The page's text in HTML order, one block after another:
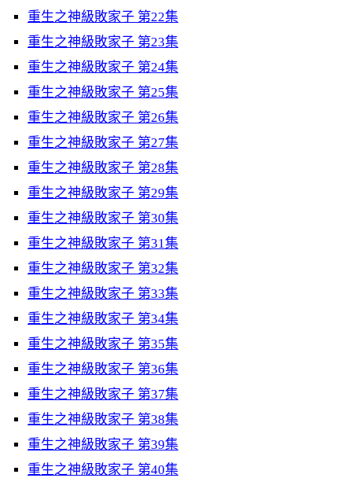
重生之神級敗家子 第22集
重生之神級敗家子 第23集
重生之神級敗家子 第24集
重生之神級敗家子 第25集
重生之神級敗家子 第26集
重生之神級敗家子 第27集
重生之神級敗家子 第28集
重生之神級敗家子 第29集
重生之神級敗家子 第30集
重生之神級敗家子 第31集
重生之神級敗家子 第32集
重生之神級敗家子 第33集
重生之神級敗家子 第34集
重生之神級敗家子 第35集
重生之神級敗家子 第36集
重生之神級敗家子 第37集
重生之神級敗家子 第38集
重生之神級敗家子 第39集
重生之神級敗家子 第40集